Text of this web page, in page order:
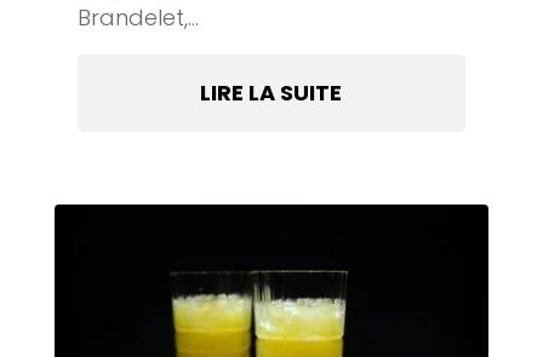
Brandelet,...
LIRE LA SUITE